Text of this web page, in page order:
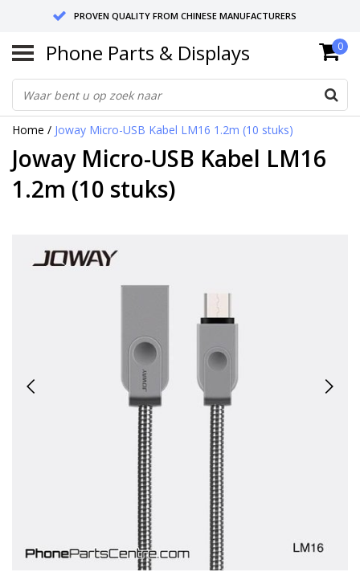
PROVEN QUALITY FROM CHINESE MANUFACTURERS
SEND RETURNS TO GERMANY OR NETHERLANDS
10 DAY SHIPPING
Phone Parts & Displays 0
Home / Joway Micro-USB Kabel LM16 1.2m (10 stuks)
Joway Micro-USB Kabel LM16
1.2m (10 stuks)